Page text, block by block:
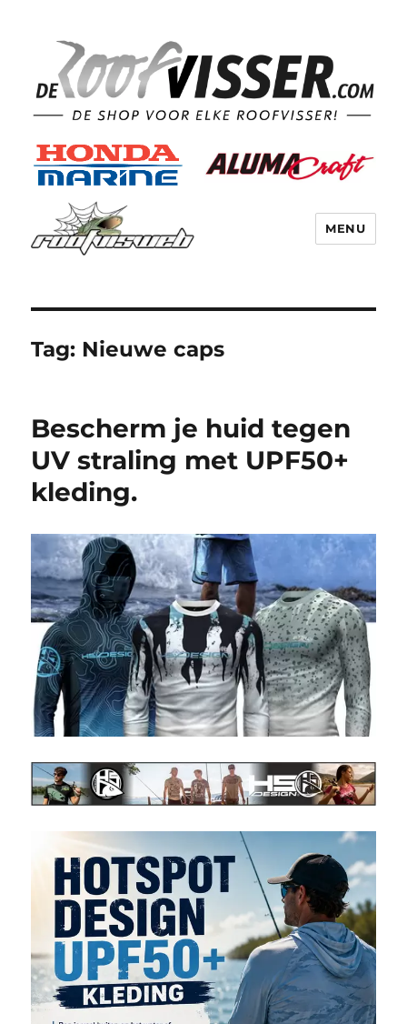
MENU
Tag: Nieuwe caps
Bescherm je huid tegen
UV straling met UPF50+
kleding.